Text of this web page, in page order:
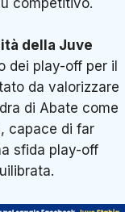
competitivo.
della Juve
dei play-off per il
da valorizzare
di Abate come
, capace di far
sfida play-off
.